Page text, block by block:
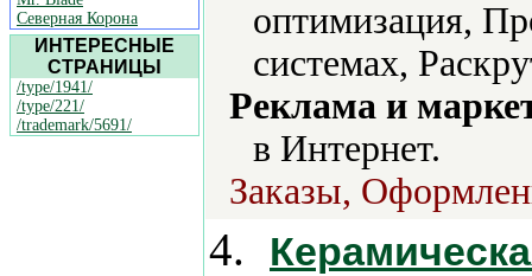
Северная Корона
ИНТЕРЕСНЫЕ
СТРАНИЦЫ
/type/1941/
/type/221/
/trademark/5691/
оптимизация,
системах,
Реклама и
в Интернет.
Заказы,
4.